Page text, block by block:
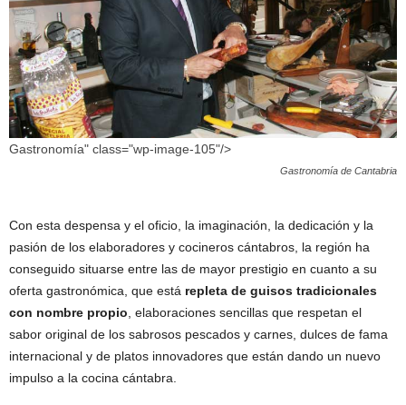
Gastronomía" class="wp-image-105"/>
Gastronomía de Cantabria
Con esta despensa y el oficio, la imaginación, la dedicación y la
pasión de los elaboradores y cocineros cántabros, la región ha
conseguido situarse entre las de mayor prestigio en cuanto a su
oferta gastronómica, que está repleta de guisos tradicionales
con nombre propio , elaboraciones sencillas que respetan el
sabor original de los sabrosos pescados y carnes, dulces de fama
internacional y de platos innovadores que están dando un nuevo
impulso a la cocina cántabra.